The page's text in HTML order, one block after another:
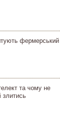
фермерський
та чому не
злитись